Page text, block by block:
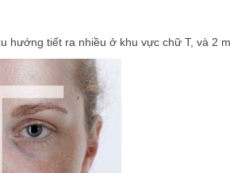
tiết ra nhiều ở khu vực chữ T, và 2